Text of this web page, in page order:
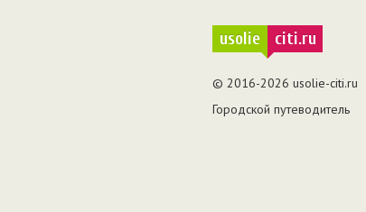
usolie citi.ru
© 2016-2026 usolie-citi.ru
Городской путеводитель